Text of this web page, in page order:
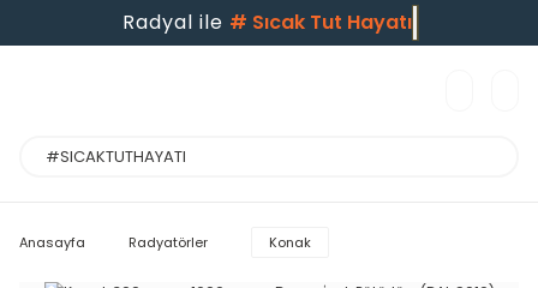
Radyal ile # Sıcak Tut Hayatı
Anasayfa Radyatörler Konak